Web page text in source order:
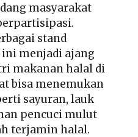
masyarakat
stand
menjadi ajang
makanan halal di
bisa menemukan
sayuran, lauk
pencuci mulut
terjamin halal.